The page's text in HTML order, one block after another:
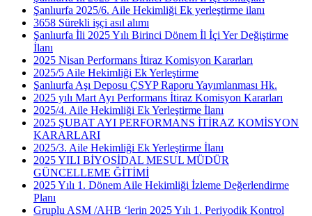
Şanlıurfa 2025/6. Aile Hekimliği Ek yerleştirme ilanı
3658 Sürekli işçi asıl alımı
Şanlıurfa İli 2025 Yılı Birinci Dönem İl İçi Yer Değiştirme
İlanı
2025 Nisan Performans İtiraz Komisyon Kararları
2025/5 Aile Hekimliği Ek Yerleştirme
Şanlıurfa Aşı Deposu ÇSYP Raporu Yayımlanması Hk.
2025 yılı Mart Ayı Performans İtiraz Komisyon Kararları
2025/4. Aile Hekimliği Ek Yerleştirme İlanı
2025 ŞUBAT AYI PERFORMANS İTİRAZ KOMİSYON
KARARLARI
2025/3. Aile Hekimliği Ek Yerleştirme İlanı
2025 YILI BİYOSİDAL MESUL MÜDÜR
GÜNCELLEME ĞİTİMİ
2025 Yılı 1. Dönem Aile Hekimliği İzleme Değerlendirme
Planı
Gruplu ASM /AHB ‘lerin 2025 Yılı 1. Periyodik Kontrol